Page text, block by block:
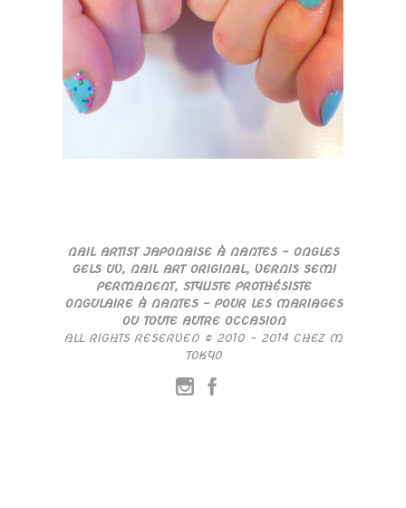
NAIL ARTIST JAPONAISE À NANTES – ONGLES
GELS UV, NAIL ART ORIGINAL, VERNIS SEMI
PERMANENT, STYLISTE PROTHÉSISTE
ONGULAIRE À NANTES – POUR LES MARIAGES
OU TOUTE AUTRE OCCASION
ALL RIGHTS RESERVED © 2010 – 2014 CHEZ M
TOKYO